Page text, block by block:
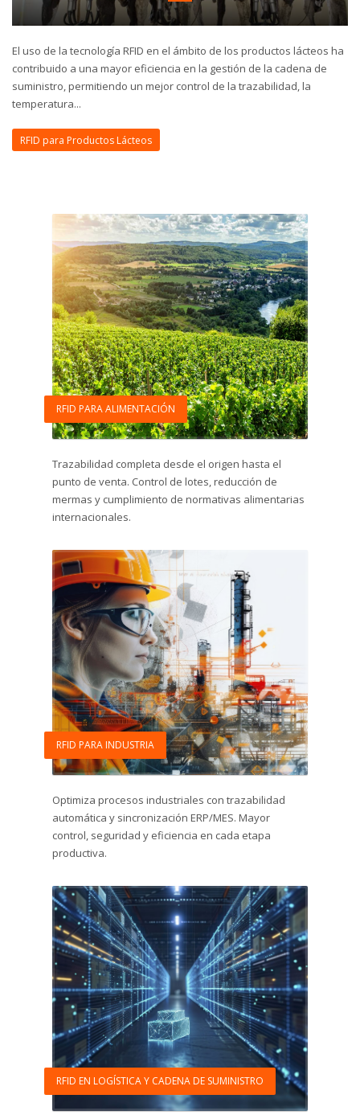
El uso de la tecnología RFID en el ámbito de los productos lácteos ha
contribuido a una mayor eficiencia en la gestión de la cadena de
suministro, permitiendo un mejor control de la trazabilidad, la
temperatura...
RFID para Productos Lácteos
RFID PARA ALIMENTACIÓN
Trazabilidad completa desde el origen hasta el
punto de venta. Control de lotes, reducción de
mermas y cumplimiento de normativas alimentarias
internacionales.
RFID PARA INDUSTRIA
Optimiza procesos industriales con trazabilidad
automática y sincronización ERP/MES. Mayor
control, seguridad y eficiencia en cada etapa
productiva.
RFID EN LOGÍSTICA Y CADENA DE SUMINISTRO